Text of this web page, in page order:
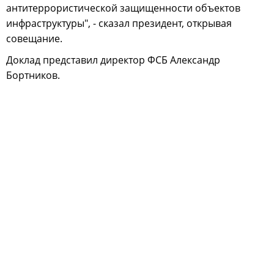
антитеррористической защищенности объектов
инфраструктуры", - сказал президент, открывая
совещание.
Доклад представил директор ФСБ Александр
Бортников.